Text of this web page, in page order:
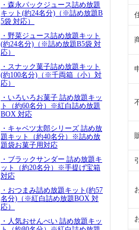
・森永パックジュース詰め放題
キット(約24名分)（※詰め放題B
5袋 対応）
・野菜ジュース詰め放題キット
(約24名分)（※詰め放題B5袋 対
応）
・スナック菓子詰め放題キット
(約100名分)（※千両箱（小）対
応）
・いろいろお菓子 詰め放題キッ
ト（約60名分）※紅白詰め放題
BOX 対応
・キャベツ太郎シリーズ 詰め放
題キット（約40名分）※詰め放
題袋お菓子用対応
・ブラックサンダー 詰め放題キ
ット（約20名分）※手提げ宝箱
対応
・おつまみ詰め放題キット(約57
名分)（※紅白詰め放題BOX 対
応）
・人気おせんべい 詰め放題キッ